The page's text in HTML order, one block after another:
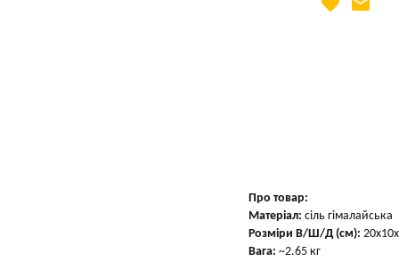
Яка Ваша ціна
Про товар:
Матеріал: сіль гімалайська
Розміри В/Ш/Д (см):
Вага: ~2.65 кг